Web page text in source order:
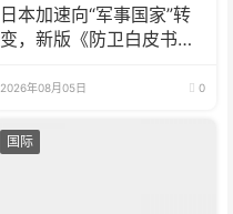
日本加速向“军事国家”转
变，新版《防卫白皮书》
2026年08月05日 0
国际